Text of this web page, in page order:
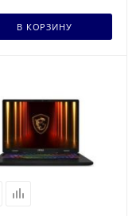
В КОРЗИНУ